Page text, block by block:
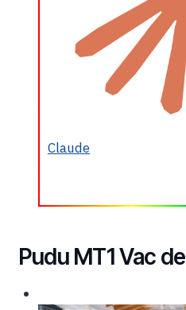
Claude
Pudu MT1 Vac de